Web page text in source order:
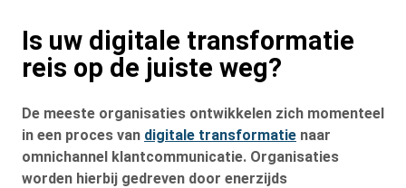
Is uw digitale transformatie
reis op de juiste weg?
De meeste organisaties ontwikkelen zich momenteel
in een proces van digitale transformatie naar
omnichannel klantcommunicatie. Organisaties
worden hierbij gedreven door enerzijds